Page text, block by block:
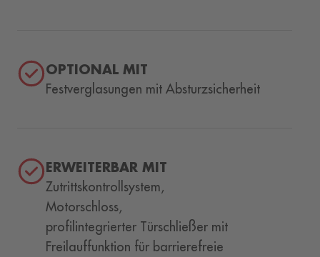
OPTIONAL MIT
Festverglasungen mit Absturzsicherheit
ERWEITERBAR MIT
Zutrittskontrollsystem,
Motorschloss,
profilintegrierter Türschließer mit
Freilauffunktion für barrierefreie